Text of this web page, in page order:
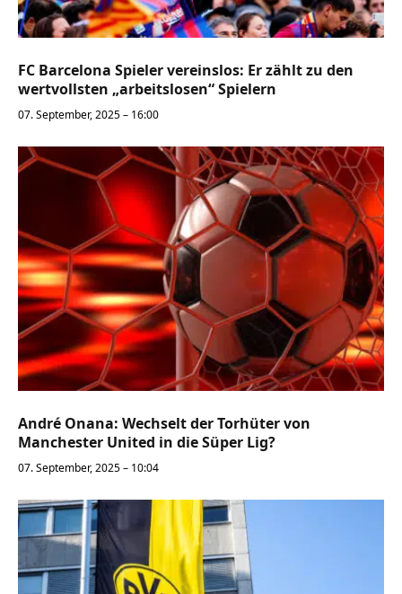
FC Barcelona Spieler vereinslos: Er zählt zu den
wertvollsten „arbeitslosen“ Spielern
07. September, 2025 – 16:00
André Onana: Wechselt der Torhüter von
Manchester United in die Süper Lig?
07. September, 2025 – 10:04